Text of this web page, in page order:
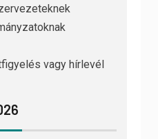
vagy hírlevél